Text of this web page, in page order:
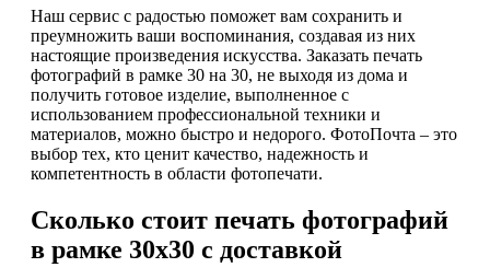
Наш сервис с радостью поможет вам сохранить и
преумножить ваши воспоминания, создавая из них
настоящие произведения искусства. Заказать печать
фотографий в рамке 30 на 30, не выходя из дома и
получить готовое изделие, выполненное с
использованием профессиональной техники и
материалов, можно быстро и недорого. ФотоПочта – это
выбор тех, кто ценит качество, надежность и
компетентность в области фотопечати.
Сколько стоит печать фотографий
в рамке 30х30 с доставкой